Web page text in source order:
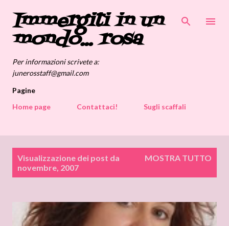
Passa ai contenuti principali
Immergiti in un
mondo... rosa
Per informazioni scrivete a:
junerosstaff@gmail.com
Pagine
Home page
Contattaci! Sugli scaffali
Visualizzazione dei post da
novembre, 2007
MOSTRA TUTTO